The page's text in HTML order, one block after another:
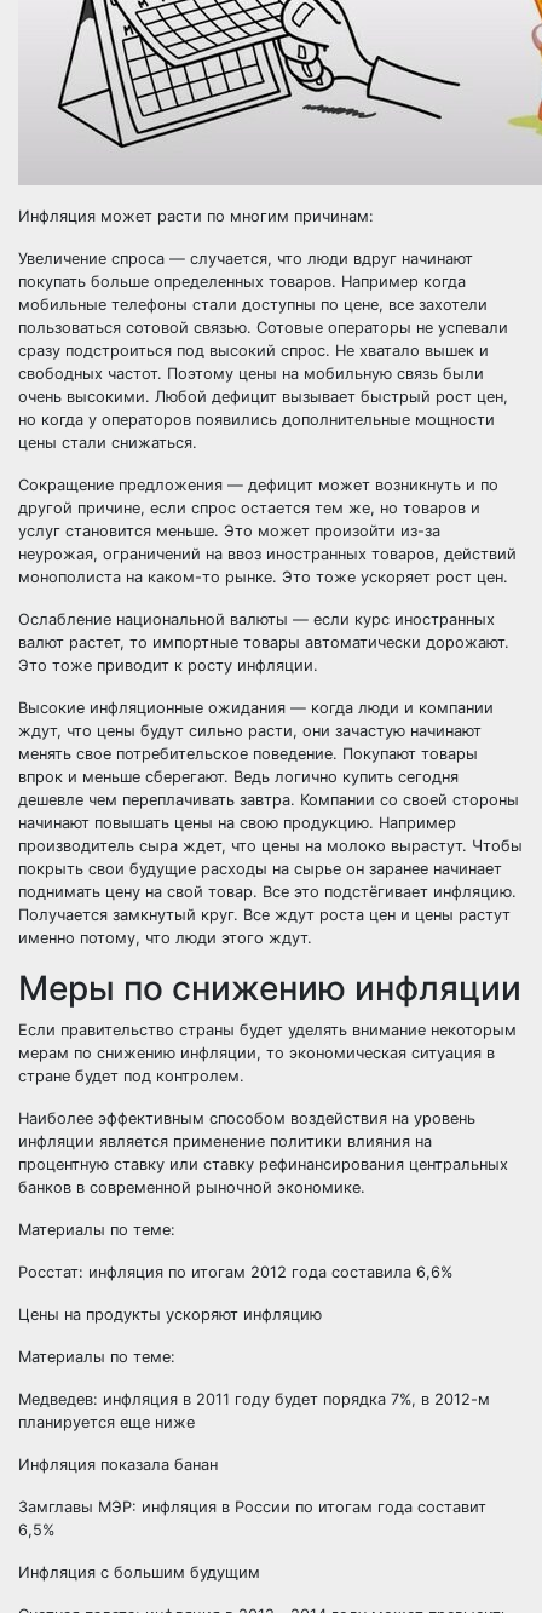
Инфляция может расти по многим причинам:
Увеличение спроса — случается, что люди вдруг начинают
покупать больше определенных товаров. Например когда
мобильные телефоны стали доступны по цене, все захотели
пользоваться сотовой связью. Сотовые операторы не успевали
сразу подстроиться под высокий спрос. Не хватало вышек и
свободных частот. Поэтому цены на мобильную связь были
очень высокими. Любой дефицит вызывает быстрый рост цен,
но когда у операторов появились дополнительные мощности
цены стали снижаться.
Сокращение предложения — дефицит может возникнуть и по
другой причине, если спрос остается тем же, но товаров и
услуг становится меньше. Это может произойти из-за
неурожая, ограничений на ввоз иностранных товаров, действий
монополиста на каком-то рынке. Это тоже ускоряет рост цен.
Ослабление национальной валюты — если курс иностранных
валют растет, то импортные товары автоматически дорожают.
Это тоже приводит к росту инфляции.
Высокие инфляционные ожидания — когда люди и компании
ждут, что цены будут сильно расти, они зачастую начинают
менять свое потребительское поведение. Покупают товары
впрок и меньше сберегают. Ведь логично купить сегодня
дешевле чем переплачивать завтра. Компании со своей стороны
начинают повышать цены на свою продукцию. Например
производитель сыра ждет, что цены на молоко вырастут. Чтобы
покрыть свои будущие расходы на сырье он заранее начинает
поднимать цену на свой товар. Все это подстёгивает инфляцию.
Получается замкнутый круг. Все ждут роста цен и цены растут
именно потому, что люди этого ждут.
Меры по снижению инфляции
Если правительство страны будет уделять внимание некоторым
мерам по снижению инфляции, то экономическая ситуация в
стране будет под контролем.
Наиболее эффективным способом воздействия на уровень
инфляции является применение политики влияния на
процентную ставку или ставку рефинансирования центральных
банков в современной рыночной экономике.
Материалы по теме:
Росстат: инфляция по итогам 2012 года составила 6,6%
Цены на продукты ускоряют инфляцию
Материалы по теме:
Медведев: инфляция в 2011 году будет порядка 7%, в 2012-м
планируется еще ниже
Инфляция показала банан
Замглавы МЭР: инфляция в России по итогам года составит
6,5%
Инфляция с большим будущим